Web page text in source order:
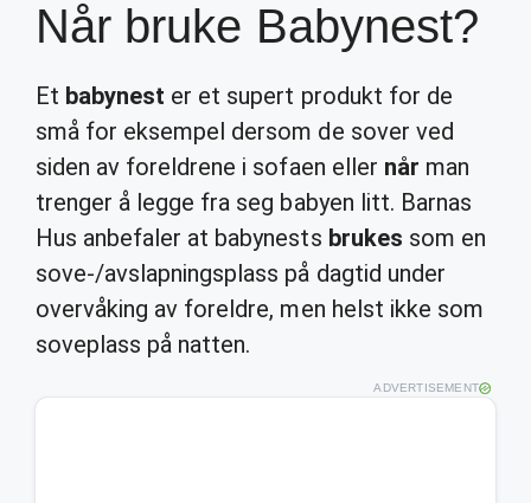
Når bruke Babynest?
Et babynest er et supert produkt for de
små for eksempel dersom de sover ved
siden av foreldrene i sofaen eller når man
trenger å legge fra seg babyen litt. Barnas
Hus anbefaler at babynests brukes som en
sove-/avslapningsplass på dagtid under
overvåking av foreldre, men helst ikke som
soveplass på natten.
ADVERTISEMENT